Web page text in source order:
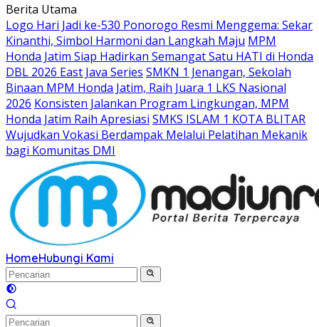
Langsung
ke
konten
Berita Utama
Logo Hari Jadi ke-530 Ponorogo Resmi Menggema: Sekar
Kinanthi, Simbol Harmoni dan Langkah Maju MPM
Honda Jatim Siap Hadirkan Semangat Satu HATI di Honda
DBL 2026 East Java Series SMKN 1 Jenangan, Sekolah
Binaan MPM Honda Jatim, Raih Juara 1 LKS Nasional
2026 Konsisten Jalankan Program Lingkungan, MPM
Honda Jatim Raih Apresiasi SMKS ISLAM 1 KOTA BLITAR
Wujudkan Vokasi Berdampak Melalui Pelatihan Mekanik
bagi Komunitas DMI
HomeHubungi Kami